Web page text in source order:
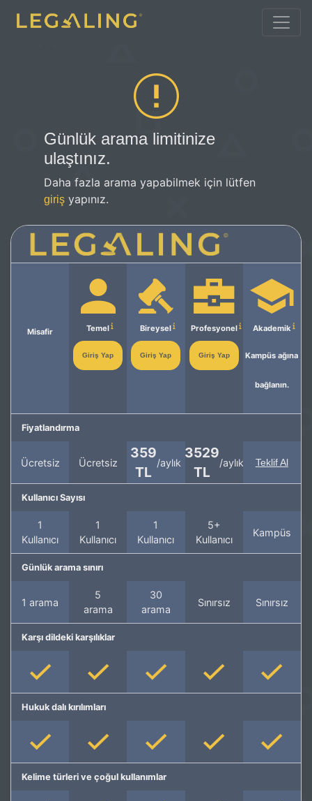
Günlük arama limitinize
ulaştınız.
Daha fazla arama yapabilmek için lütfen
giriş yapınız.
Misafir Temel
Giriş Yap
Bireysel
Giriş Yap
Profesyonel
Giriş Yap
Akademik
Kampüs ağına
bağlanın.
Fiyatlandırma
Ücretsiz Ücretsiz
359
TL
/aylık
3529
TL
/aylık Teklif Al
Kullanıcı Sayısı
1
Kullanıcı
1
Kullanıcı
1
Kullanıcı
5+
Kullanıcı
Kampüs
Günlük arama sınırı
1 arama
5
arama
30
arama
Sınırsız Sınırsız
Karşı dildeki karşılıklar
Hukuk dalı kırılımları
Kelime türleri ve çoğul kullanımlar